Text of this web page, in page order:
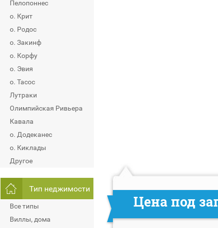
Пелопоннес
о. Крит
о. Родос
о. Закинф
о. Корфу
о. Эвия
о. Тасос
Лутраки
Олимпийская Ривьера
Кавала
о. Додеканес
о. Киклады
Другое
Тип неджимости
Все типы
Виллы, дома
Цена под